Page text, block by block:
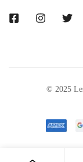
© 2025